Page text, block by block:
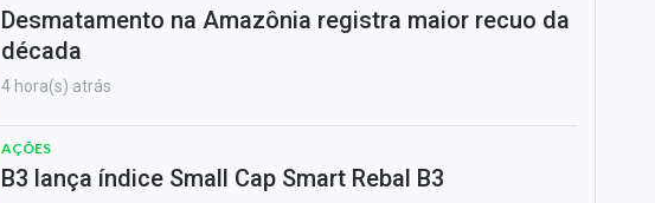
Desmatamento na Amazônia registra maior recuo da
década
4 hora(s) atrás
AÇÕES
B3 lança índice Small Cap Smart Rebal B3